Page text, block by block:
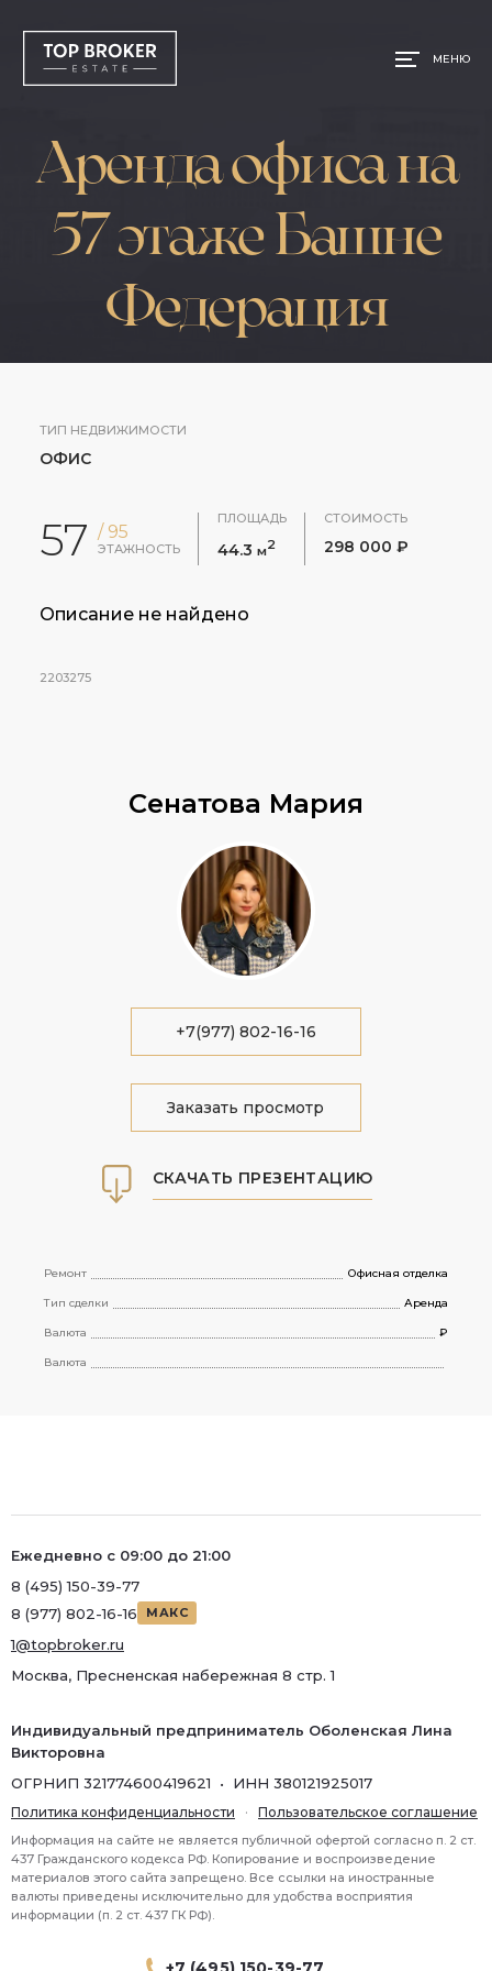
МЕНЮ
Аренда офиса на
57 этаже Башне
Федерация
ТИП НЕДВИЖИМОСТИ
ОФИС
57 / 95
ЭТАЖНОСТЬ
ПЛОЩАДЬ
44.3 м2
СТОИМОСТЬ
298 000 ₽
Описание не найдено
2203275
Сенатова Мария
+7(977) 802-16-16
Заказать просмотр
СКАЧАТЬ ПРЕЗЕНТАЦИЮ
Ремонт Офисная отделка
Тип сделки Аренда
Валюта ₽
Валюта
Ежедневно с 09:00 до 21:00
8 (495) 150-39-77
8 (977) 802-16-16
МАКС
1@topbroker.ru
Москва, Пресненская набережная 8 стр. 1
Индивидуальный предприниматель Оболенская Лина
Викторовна
ОГРНИП 321774600419621 • ИНН 380121925017
Политика конфиденциальности · Пользовательское соглашение
Информация на сайте не является публичной офертой согласно п. 2 ст.
437 Гражданского кодекса РФ. Копирование и воспроизведение
материалов этого сайта запрещено. Все ссылки на иностранные
валюты приведены исключительно для удобства восприятия
информации (п. 2 ст. 437 ГК РФ).